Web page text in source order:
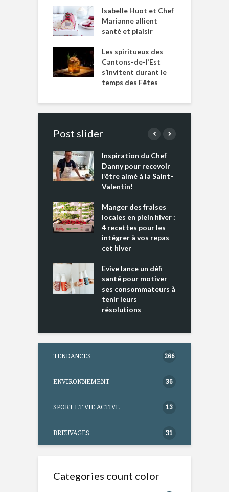
Isabelle Huot et Chef
Marianne allient
santé et plaisir
Les spiritueux des
Cantons-de-l’Est
s’invitent durant le
temps des Fêtes
Post slider
Inspiration du Chef
Danny pour recevoir
l’être aimé à la Saint-
Valentin!
Manger des fraises
locales en plein hiver :
4 recettes pour les
intégrer à vos repas
cet hiver
Evive lance un défi
santé pour motiver
ses consommateurs à
tenir leurs
résolutions
TENDANCES 266
ENVIRONNEMENT 36
SPORT ET VIE ACTIVE 13
BREUVAGES 31
Categories count color